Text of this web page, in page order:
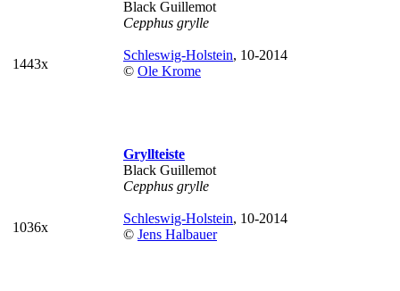
1443x
Black Guillemot
Cepphus grylle
Schleswig-Holstein, 10-2014
© Ole Krome
1036x
Gryllteiste
Black Guillemot
Cepphus grylle
Schleswig-Holstein, 10-2014
© Jens Halbauer